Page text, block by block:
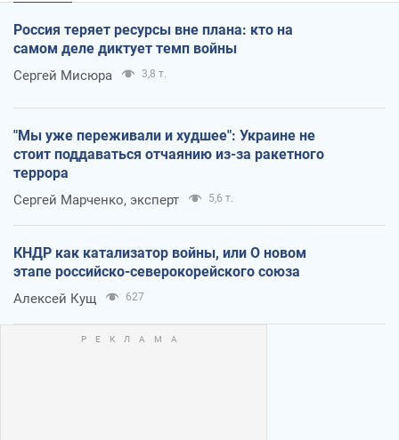
Россия теряет ресурсы вне плана: кто на
самом деле диктует темп войны
Сергей Мисюра 3,8 т.
"Мы уже переживали и худшее": Украине не
стоит поддаваться отчаянию из-за ракетного
террора
Сергей Марченко, эксперт 5,6 т.
КНДР как катализатор войны, или О новом
этапе российско-северокорейского союза
Алексей Кущ 627